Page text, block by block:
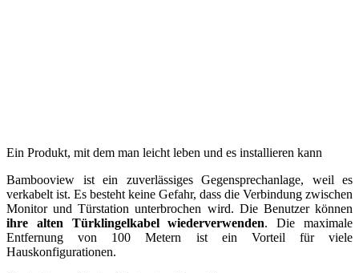
Ein Produkt, mit dem man leicht leben und es installieren kann
Bambooview ist ein zuverlässiges Gegensprechanlage, weil es
verkabelt ist. Es besteht keine Gefahr, dass die Verbindung zwischen
Monitor und Türstation unterbrochen wird. Die Benutzer können
ihre alten Türklingelkabel wiederverwenden. Die maximale
Entfernung von 100 Metern ist ein Vorteil für viele
Hauskonfigurationen.